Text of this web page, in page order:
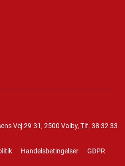
Vej 29-31, 2500 Valby, Tlf. 38 32 33
Handelsbetingelser
GDPR